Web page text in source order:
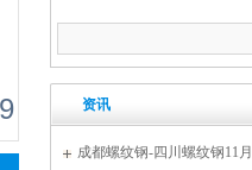
河谷官方发文通
当地价格指数
钢铁市场还有下
资讯
成都螺纹钢-四川螺纹钢11